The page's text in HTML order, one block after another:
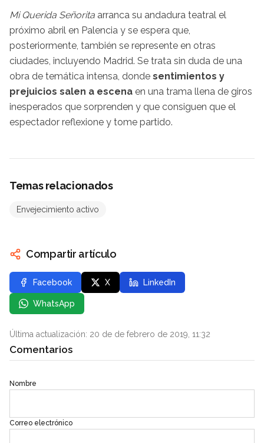
Mi Querida Señorita arranca su andadura teatral el
próximo abril en Palencia y se espera que,
posteriormente, también se represente en otras
ciudades, incluyendo Madrid. Se trata sin duda de una
obra de temática intensa, donde sentimientos y
prejuicios salen a escena en una trama llena de giros
inesperados que sorprenden y que consiguen que el
espectador reflexione y tome partido.
Temas relacionados
Envejecimiento activo
Compartir artículo
Facebook X LinkedIn
WhatsApp
Última actualización: 20 de de febrero de 2019, 11:32
Comentarios
Nombre
Correo electrónico